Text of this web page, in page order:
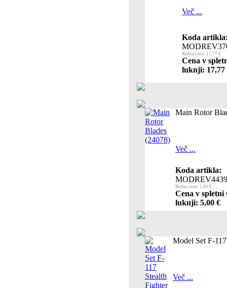
Več ...
Koda
Redna cena: 17,77 €
Cena v
luknji: 17,77
Main Rotor
Več ...
Koda artikla:
Redna cena: 5,00 €
Cena v
luknji: 5,00 €
Model Set F-
Več ...